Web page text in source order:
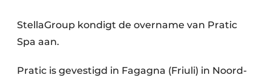
StellaGroup kondigt de overname van Pratic
Spa aan.
Pratic is gevestigd in Fagagna (Friuli) in Noord-